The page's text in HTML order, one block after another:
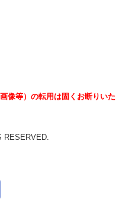
像等）の転用は固くお断りいた
RESERVED.